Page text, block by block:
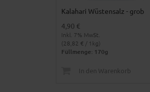
Kalahari Wüstensalz - grob
4,90 €
Inkl. 7% MwSt.
(28,82 € / 1kg)
Füllmenge: 170g
In den Warenkorb